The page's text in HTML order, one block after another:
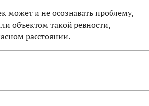
может и не осознавать проблему,
объектом такой ревности,
расстоянии.